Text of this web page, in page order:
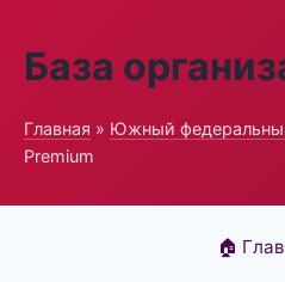
База
Главная » Южный
Premium
🏠